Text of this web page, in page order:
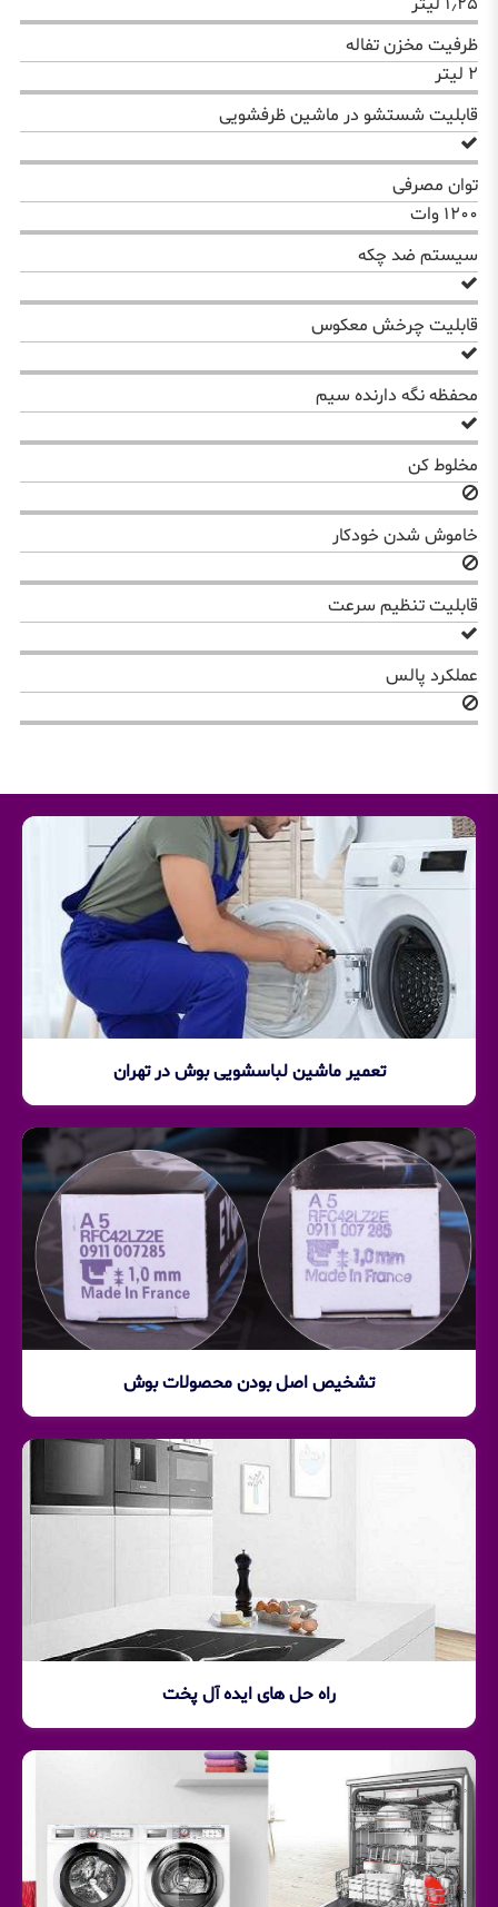
ظرفیت مخزن تفاله
۲ لیتر
قابلیت شستشو در ماشین ظرفشویی
توان مصرفی
۱۲۰۰ وات
سیستم ضد چکه
قابلیت چرخش معکوس
محفظه نگه دارنده سیم
مخلوط کن
خاموش شدن خودکار
قابلیت تنظیم سرعت
عملکرد پالس
تعمیر ماشین لباسشویی بوش در تهران
تشخیص اصل بودن محصولات بوش
راه حل های ایده آل پخت